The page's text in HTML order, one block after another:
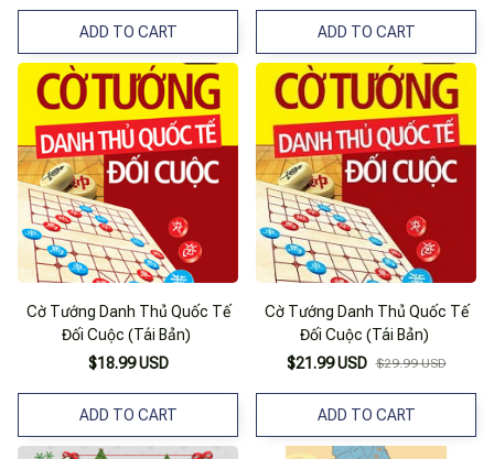
ADD TO CART ADD TO CART
Cờ Tướng Danh Thủ Quốc Tế
Đối Cuộc (Tái Bản)
$18.99 USD
ADD TO CART
Cờ Tướng Danh Thủ Quốc Tế
Đối Cuộc (Tái Bản)
$21.99 USD $29.99 USD
ADD TO CART